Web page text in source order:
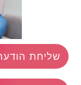
שליחת